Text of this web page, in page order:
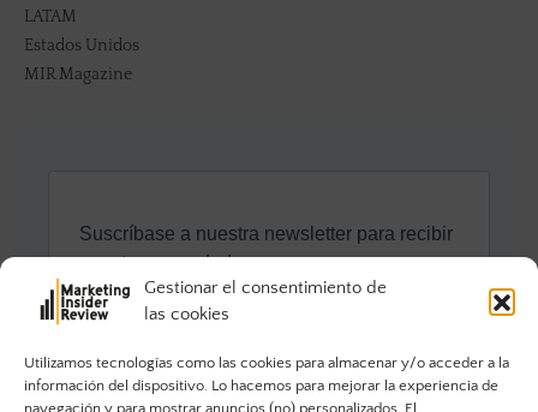
Gestionar el consentimiento de
las cookies
Utilizamos tecnologías como las cookies para almacenar y/o acceder a la
información del dispositivo. Lo hacemos para mejorar la experiencia de
navegación y para mostrar anuncios (no) personalizados. El
LATAM
Estados Unidos
MIR Magazine